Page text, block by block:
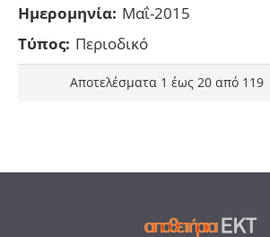
Ημερομηνία: Μαΐ-2015
Τύπος: Περιοδικό
Αποτελέσματα 1 έως 20 από 119